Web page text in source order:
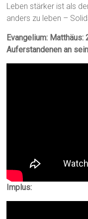
Leben stärker ist als
anders zu leben –
Evangelium:
Auferstandenen an
Implus: